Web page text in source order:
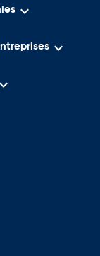
Résistance et à
dédiés à la


